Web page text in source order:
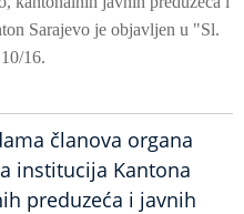
Sarajevo je objavljen u "Sl.
16.
članova organa
institucija Kantona
preduzeća i javnih